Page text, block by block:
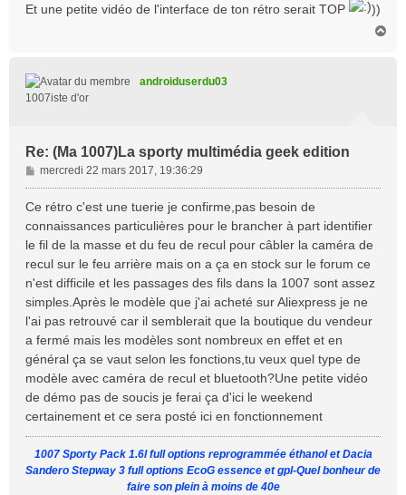
Et une petite vidéo de l'interface de ton rétro serait TOP
))
androiduserdu03
1007iste d'or
Re: (Ma 1007)La sporty multimédia geek edition
M
e
s
g
e
mercredi 22 mars 2017, 19:36:29
Ce rétro c'est une tuerie je confirme,pas besoin de
connaissances particulières pour le brancher à part identifier
le fil de la masse et du feu de recul pour câbler la caméra de
recul sur le feu arrière mais on a ça en stock sur le forum ce
n'est difficile et les passages des fils dans la 1007 sont assez
simples.Après le modèle que j'ai acheté sur Aliexpress je ne
l'ai pas retrouvé car il semblerait que la boutique du vendeur
a fermé mais les modèles sont nombreux en effet et en
général ça se vaut selon les fonctions,tu veux quel type de
modèle avec caméra de recul et bluetooth?Une petite vidéo
de démo pas de soucis je ferai ça d'ici le weekend
certainement et ce sera posté ici en fonctionnement
1007 Sporty Pack 1.6l full options reprogrammée éthanol et Dacia
Sandero Stepway 3 full options EcoG essence et gpl-Quel bonheur de
faire son plein à moins de 40e